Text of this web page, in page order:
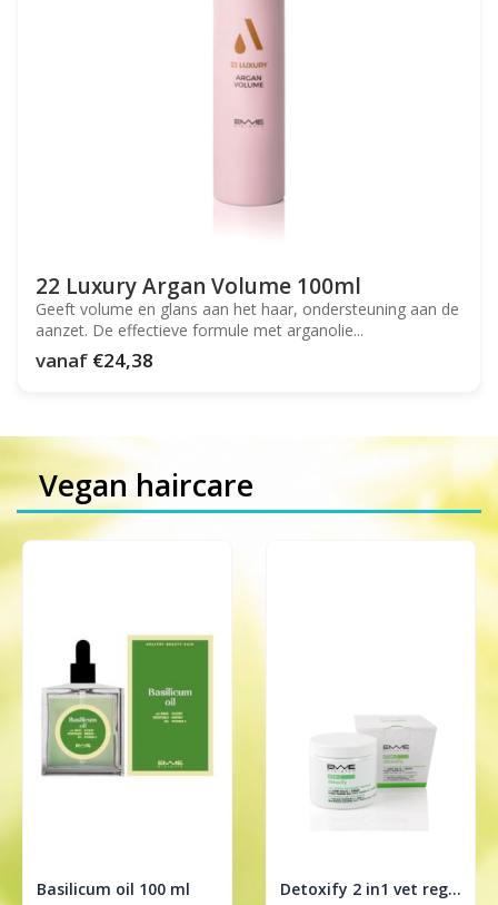
22 Luxury Argan Volume 100ml
Geeft volume en glans aan het haar, ondersteuning aan de
aanzet. De effectieve formule met arganolie...
vanaf €24,38
Vegan haircare
Basilicum oil 100 ml Detoxify 2 in1 vet regulerende treatment 200ml